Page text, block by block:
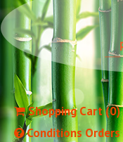
Shopping Cart (0)
Conditions Orders